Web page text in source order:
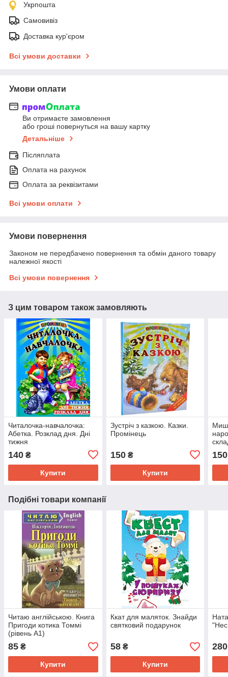
Укрпошта
Самовивіз
Доставка кур'єром
Всі умови доставки
Умови оплати
Ви отримаєте замовлення
або гроші повернуться на вашу картку
Детальніше
Післяплата
Оплата на рахунок
Оплата за реквізитами
Всі умови оплати
Умови повернення
Законом не передбачено повернення та обмін даного товару
належної якості
Всі умови повернення
З цим товаром також замовляють
Читалочка-навчалочка:
Абетка. Розклад дня. Дні
тижня
140 ₴
Купити
Зустріч з казкою. Казки.
Промінець
150₴
Купити
150
Подібні товари компанії
Читаю англійською. Книга
Пригоди котика Томмі
(рівень А1)
85 ₴
Купити
Ккат для маляток. Знайди
святковий подарунок
58₴
Купити
280